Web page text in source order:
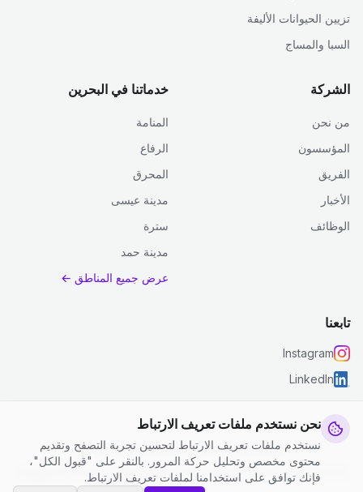
نحن نستخدم ملفات تعريف الارتباط
نستخدم ملفات تعريف الارتباط لتحسين تجربة التصفح وتقديم
محتوى مخصص وتحليل حركة المرور. بالنقر على "قبول الكل"،
فإنك توافق على استخدامنا لملفات تعريف الارتباط.
تزيين الحيوانات الأليفة
السبا والمساج
الشركة
من نحن
المؤسسون
الفريق
الأخبار
الوظائف
خدماتنا في البحرين
المنامة
الرفاع
المحرق
مدينة عيسى
سترة
مدينة حمد
عرض جميع المناطق ←
تابعنا
Instagram
LinkedIn
© 2026 جست كلين. جميع الحقوق محفوظة.
سياسة الخصوصية
الشروط والأحكام | إعدادات ملفات تعريف الارتباط